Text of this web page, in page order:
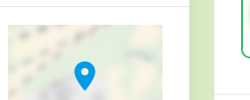
location_on